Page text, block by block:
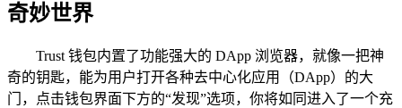
奇妙世界
Trust 钱包内置了功能强大的 DApp 浏览器，就像一把神
奇的钥匙，能为用户打开各种去中心化应用（DApp）的大
门，点击钱包界面下方的“发现”选项，你将如同进入了一个充